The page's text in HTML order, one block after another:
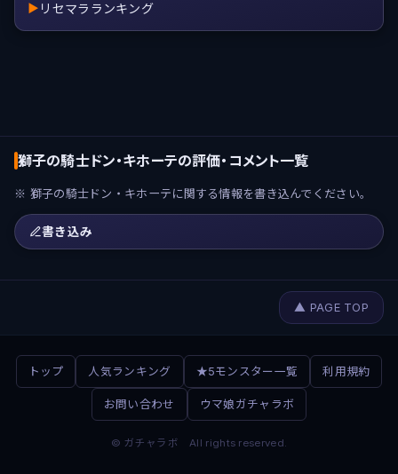
▶ リセマラランキング
獅子の騎士ドン・キホーテの評価・コメント一覧
※ 獅子の騎士ドン・キホーテに関する情報を書き込んでください。
書き込み
▲ PAGE TOP
トップ 人気ランキング ★5モンスター一覧 利用規約
お問い合わせ ウマ娘ガチャラボ
© ガチャラボ All rights reserved.